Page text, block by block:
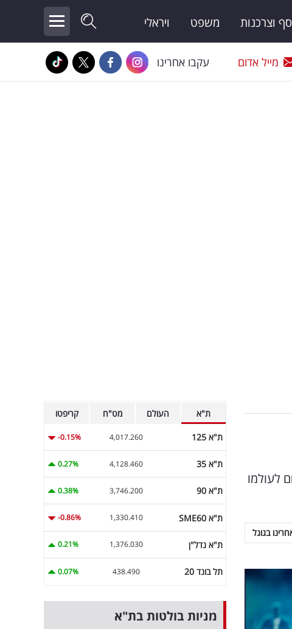
וצרכנות משפט ויראלי
מייל אדום עקבו אחרינו
של עידן מוזיקלי שלם בשנות ה-80, הלך היום לעולמו
בגוגל
ת"א העולם מט"ח קריפטו
ת"א 125 4,017.260
-0.15%
ת"א 35 4,128.460
0.27%
ת"א 90 3,746.200
0.38%
ת"א SME60 1,330.410
-0.86%
ת"א נדל"ן 1,376.030
0.21%
תל בונד 20 438.490
0.07%
מניות בולטות בת"א